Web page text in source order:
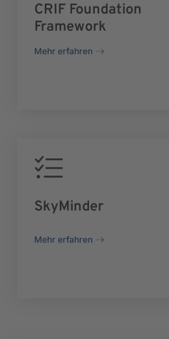
CRIF Foundation
Framework
Mehr erfahren
SkyMinder
Mehr erfahren